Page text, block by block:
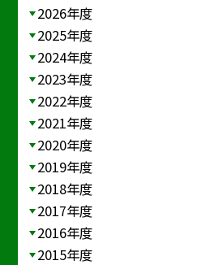
2026年度
2025年度
2024年度
2023年度
2022年度
2021年度
2020年度
2019年度
2018年度
2017年度
2016年度
2015年度